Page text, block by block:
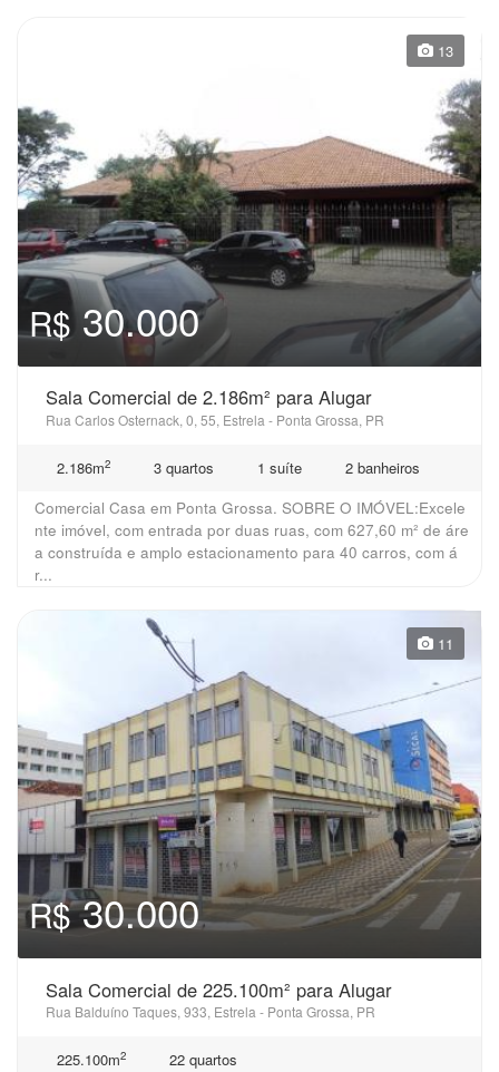
13
R$30.000
Sala Comercial de 2.186m² para Alugar
Rua Carlos Osternack, 0, 55, Estrela - Ponta Grossa, PR
2.186m2 3 quartos 1 suíte
2 banheiros
Comercial Casa em Ponta Grossa. SOBRE O IMÓVEL:Excele
nte imóvel, com entrada por duas ruas, com 627,60 m² de áre
a construída e amplo estacionamento para 40 carros, com á
r...
11
R$30.000
Sala Comercial de 225.100m² para Alugar
Rua Balduíno Taques, 933, Estrela - Ponta Grossa, PR
225.100m2
22 quartos